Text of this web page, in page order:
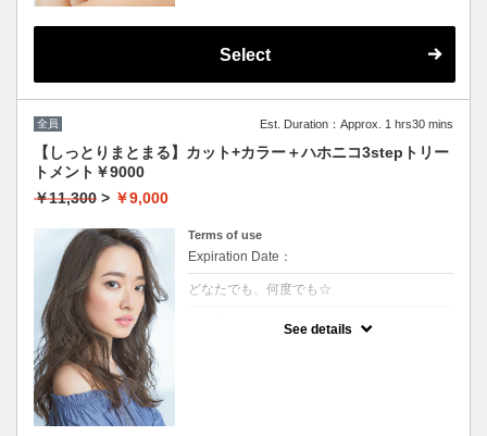
Select
全員 Est. Duration：Approx. 1 hrs30 mins
【しっとりまとまる】カット+カラー＋ハホニコ3stepトリー
トメント￥9000
￥11,300 > ￥9,000
Terms of use
Expiration Date：
どなたでも、何度でも☆
See details